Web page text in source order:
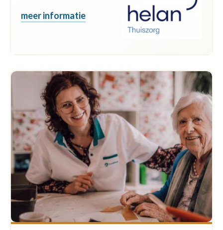
meer informatie